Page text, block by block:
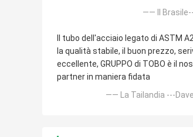
—— Il
Il tubo dell'acciaio legato di ASTM
la qualità stabile, il buon prezzo,
eccellente, GRUPPO di TOBO è il
partner in maniera fidata
—— La Tailandia ---